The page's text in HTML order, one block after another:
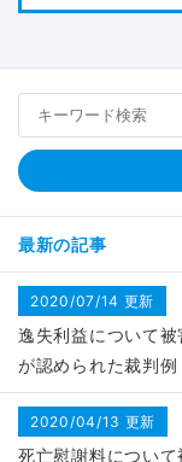
最新の記事
2020/07/14 更新
逸失利益について
が認められた裁判例
2020/04/13 更新
死亡慰謝料につい